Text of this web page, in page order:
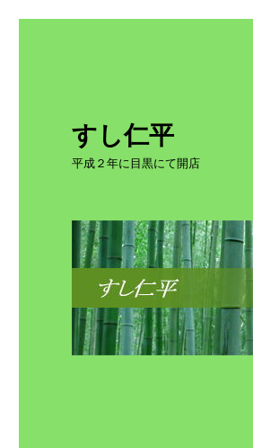
すし仁平
平成２年に目黒にて開店